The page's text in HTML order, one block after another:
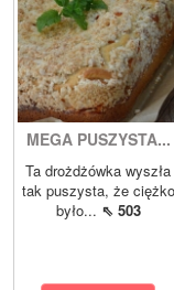
MEGA PUSZYSTA...
Ta drożdżówka wyszła
tak puszysta, że ciężko
było... ⇖ 503